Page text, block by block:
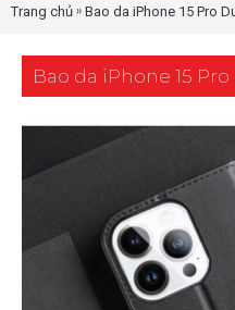
Trang chủ » Bao da iPhone 15 Pro
Bao da iPhone 15